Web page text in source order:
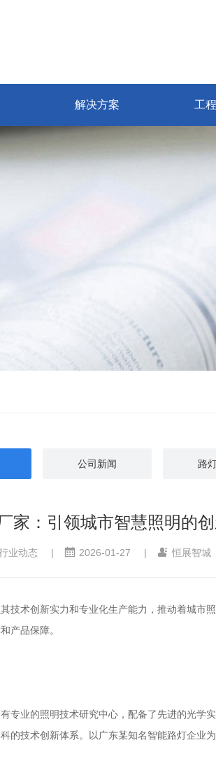
解决方案 工
公司新闻 路
家：引领城市智慧照明的
业动态 | 2026-01-27 | 恒展智城
技术创新实力和专业化生产能力，推动着城市
产品保障。
专业的照明技术研究中心，配备了先进的光学
的技术创新体系。以广东某知名智能路灯企业